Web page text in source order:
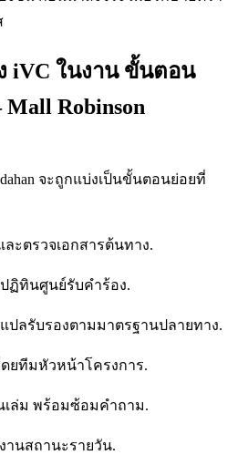
iVC ในงาน ขั้นตอน
Robinson
จะถูกแบ่งเป็นขั้นตอนย่อยที่
ะตรวจเอกสารต้นทาง.
ฏิทินศูนย์รับคำร้อง.
ปลรับรองตามมาตรฐานปลายทาง.
ยทีมหัวหน้าโครงการ.
ล่ม พร้อมซ้อมคำถาม.
านสถานะรายวัน.